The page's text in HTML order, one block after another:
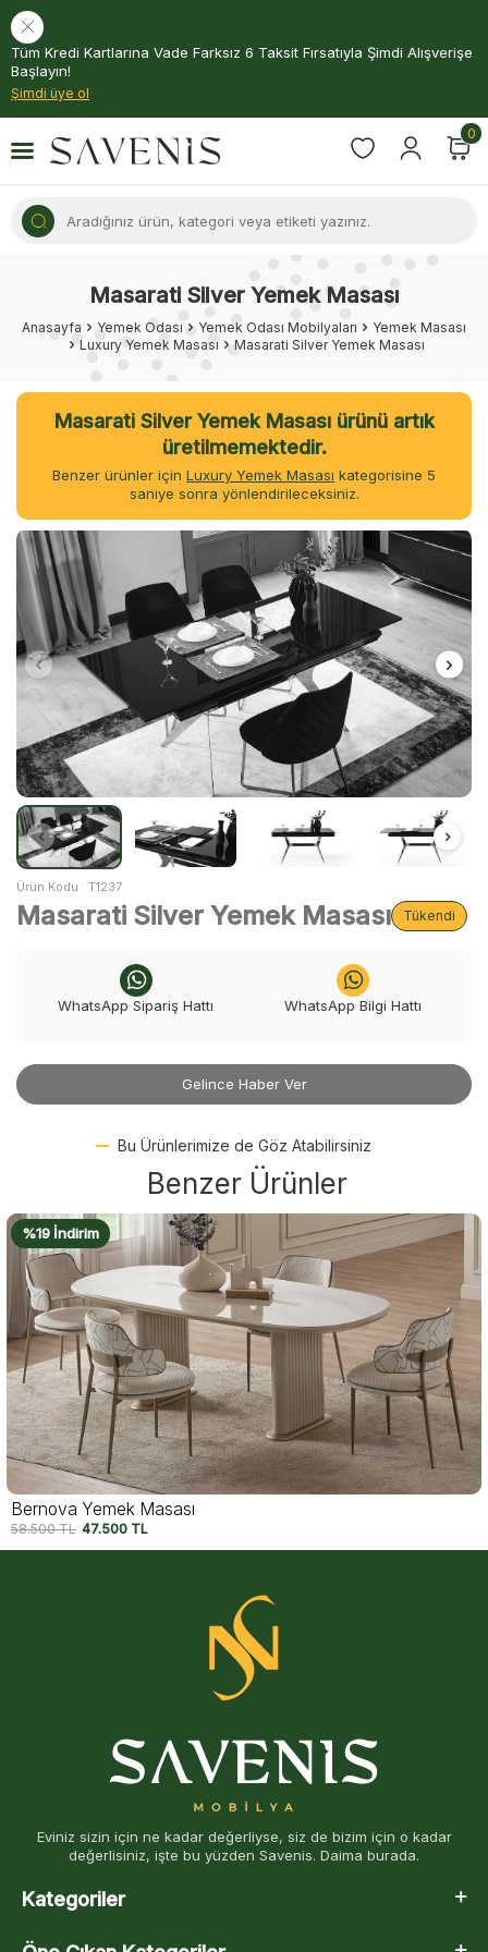
Tüm Kredi Kartlarına Vade Farksız 6 Taksit Fırsatıyla Şimdi Alışverişe
Başlayın!
Şimdi üye ol
0
Masarati Silver Yemek Masası
Anasayfa Yemek Odası Yemek Odası Mobilyaları
Yemek Masası
Luxury Yemek Masası
Masarati Silver Yemek Masası
Masarati Silver Yemek Masası ürünü artık
üretilmemektedir.
Benzer ürünler için Luxury Yemek Masası kategorisine 4
saniye sonra yönlendirileceksiniz.
Ürün Kodu : T1237
Masarati Silver Yemek Masası Tükendi
WhatsApp Sipariş Hattı WhatsApp Bilgi Hattı
Gelince Haber Ver
Bu Ürünlerimize de Göz Atabilirsiniz
Benzer Ürünler
%22 İndirim
Eviniz sizin için ne kadar değerliyse, siz de bizim için o kadar
değerlisiniz, işte bu yüzden Savenis. Daima burada.
Kategoriler